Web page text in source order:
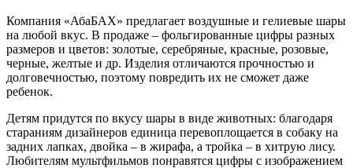
Компания «АбаБАХ» предлагает воздушные и гелиевые шары
на любой вкус. В продаже – фольгированные цифры разных
размеров и цветов: золотые, серебряные, красные, розовые,
черные, желтые и др. Изделия отличаются прочностью и
долговечностью, поэтому повредить их не сможет даже
ребенок.
Детям придутся по вкусу шары в виде животных: благодаря
стараниям дизайнеров единица перевоплощается в собаку на
задних лапках, двойка – в жирафа, а тройка – в хитрую лису.
Любителям мультфильмов понравятся цифры с изображением